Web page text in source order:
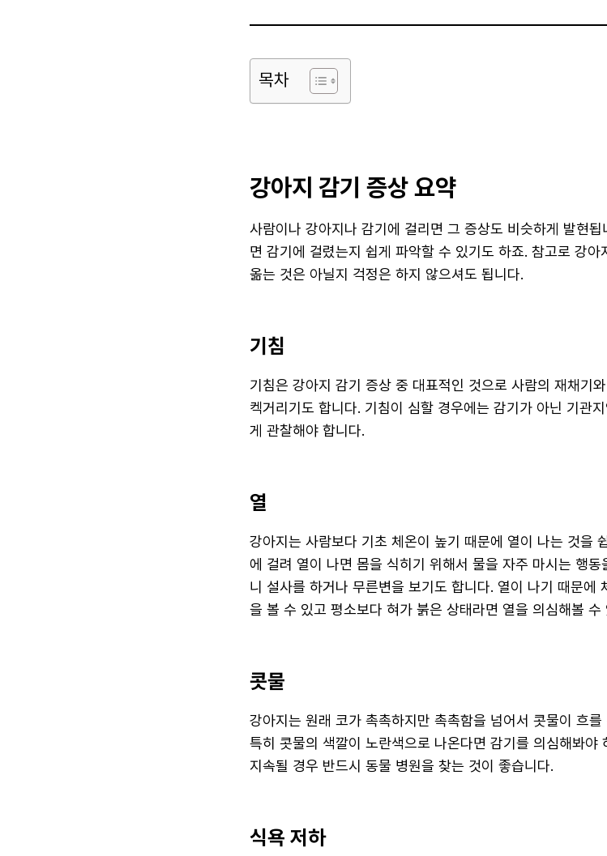
목차
강아지 감기 증상 요약
사람이나 강아지나 감기에 걸리면 그 증상도 비슷하게 발현
면 감기에 걸렸는지 쉽게 파악할 수 있기도 하죠. 참고로 강
옮는 것은 아닐지 걱정은 하지 않으셔도 됩니다.
기침
기침은 강아지 감기 증상 중 대표적인 것으로 사람의 재채기
켁거리기도 합니다. 기침이 심할 경우에는 감기가 아닌 기관
게 관찰해야 합니다.
열
강아지는 사람보다 기초 체온이 높기 때문에 열이 나는 것을
에 걸려 열이 나면 몸을 식히기 위해서 물을 자주 마시는 행
니 설사를 하거나 무른변을 보기도 합니다. 열이 나기 때문에
을 볼 수 있고 평소보다 혀가 붉은 상태라면 열을 의심해볼 수
콧물
강아지는 원래 코가 촉촉하지만 촉촉함을 넘어서 콧물이 흐
특히 콧물의 색깔이 노란색으로 나온다면 감기를 의심해봐야
지속될 경우 반드시 동물 병원을 찾는 것이 좋습니다.
식욕 저하